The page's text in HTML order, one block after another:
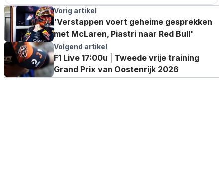
Vorig artikel
'Verstappen voert geheime gesprekken
met McLaren, Piastri naar Red Bull'
Volgend artikel
F1 Live 17:00u | Tweede vrije training
Grand Prix van Oostenrijk 2026